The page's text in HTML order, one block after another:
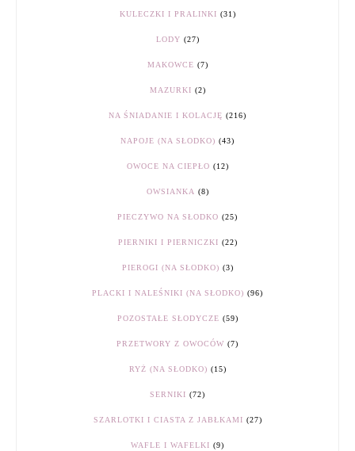
KULECZKI I PRALINKI (31)
LODY (27)
MAKOWCE (7)
MAZURKI (2)
NA ŚNIADANIE I KOLACJĘ (216)
NAPOJE (NA SŁODKO) (43)
OWOCE NA CIEPŁO (12)
OWSIANKA (8)
PIECZYWO NA SŁODKO (25)
PIERNIKI I PIERNICZKI (22)
PIEROGI (NA SŁODKO) (3)
PLACKI I NALEŚNIKI (NA SŁODKO) (96)
POZOSTAŁE SŁODYCZE (59)
PRZETWORY Z OWOCÓW (7)
RYŻ (NA SŁODKO) (15)
SERNIKI (72)
SZARLOTKI I CIASTA Z JABŁKAMI (27)
WAFLE I WAFELKI (9)